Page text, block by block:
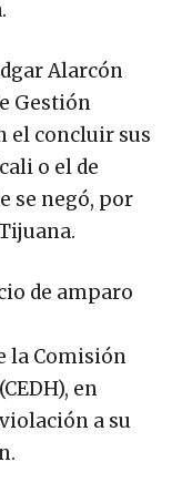
Alarcón
Gestión
el concluir sus
o el de
se negó, por
de amparo
la Comisión
en
a su